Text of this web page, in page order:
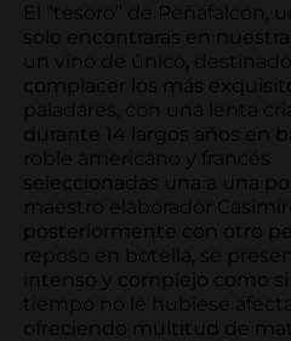
El “tesoro” de Peñafalcón,
solo encontraras en
un vino de único,
complacer los más
paladares, con una lenta
durante 14 largos años en
roble americano y francés
seleccionadas una a una
maestro elaborador
posteriormente con otro
reposo en botella, se
intenso y complejo como si
tiempo no le hubiese
ofreciendo multitud de